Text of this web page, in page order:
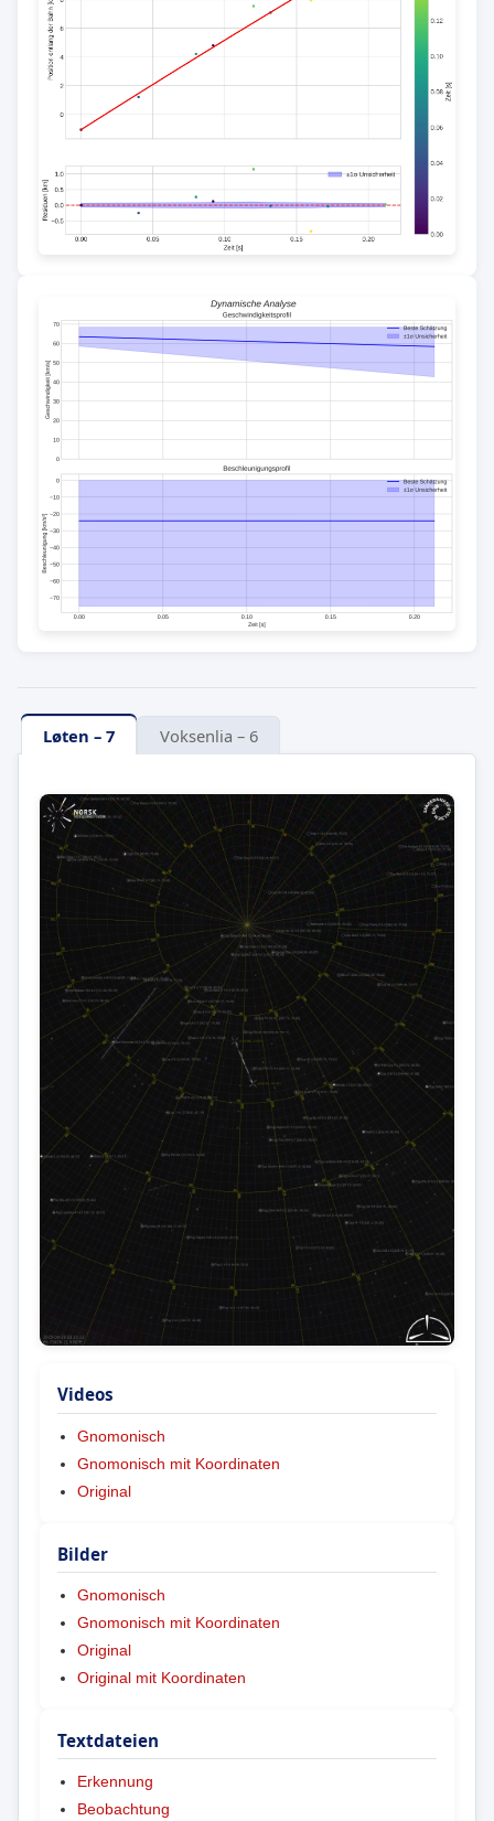
Løten – 7 Voksenlia – 6
Videos
Gnomonisch
Gnomonisch mit Koordinaten
Original
Bilder
Gnomonisch
Gnomonisch mit Koordinaten
Original
Original mit Koordinaten
Textdateien
Erkennung
Beobachtung